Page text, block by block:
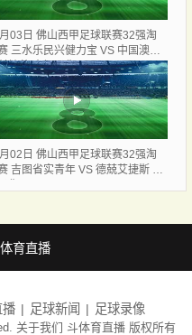
03日 佛山西甲足球联赛32强淘
三水乐民兴健力宝 VS 中国澳门
精英 全场录像
02日 佛山西甲足球联赛32强淘
吉图省实青年 VS 德兢艾捷斯 全
育直播
播 足球新闻 足球录像
关于我们 斗体育直播 版权所有